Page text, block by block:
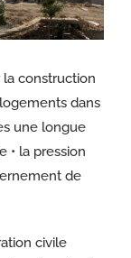
construction
dans
une longue
• la pression
de
civile